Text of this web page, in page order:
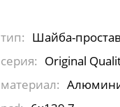
тип: Шайба-
серия: Original
материал: